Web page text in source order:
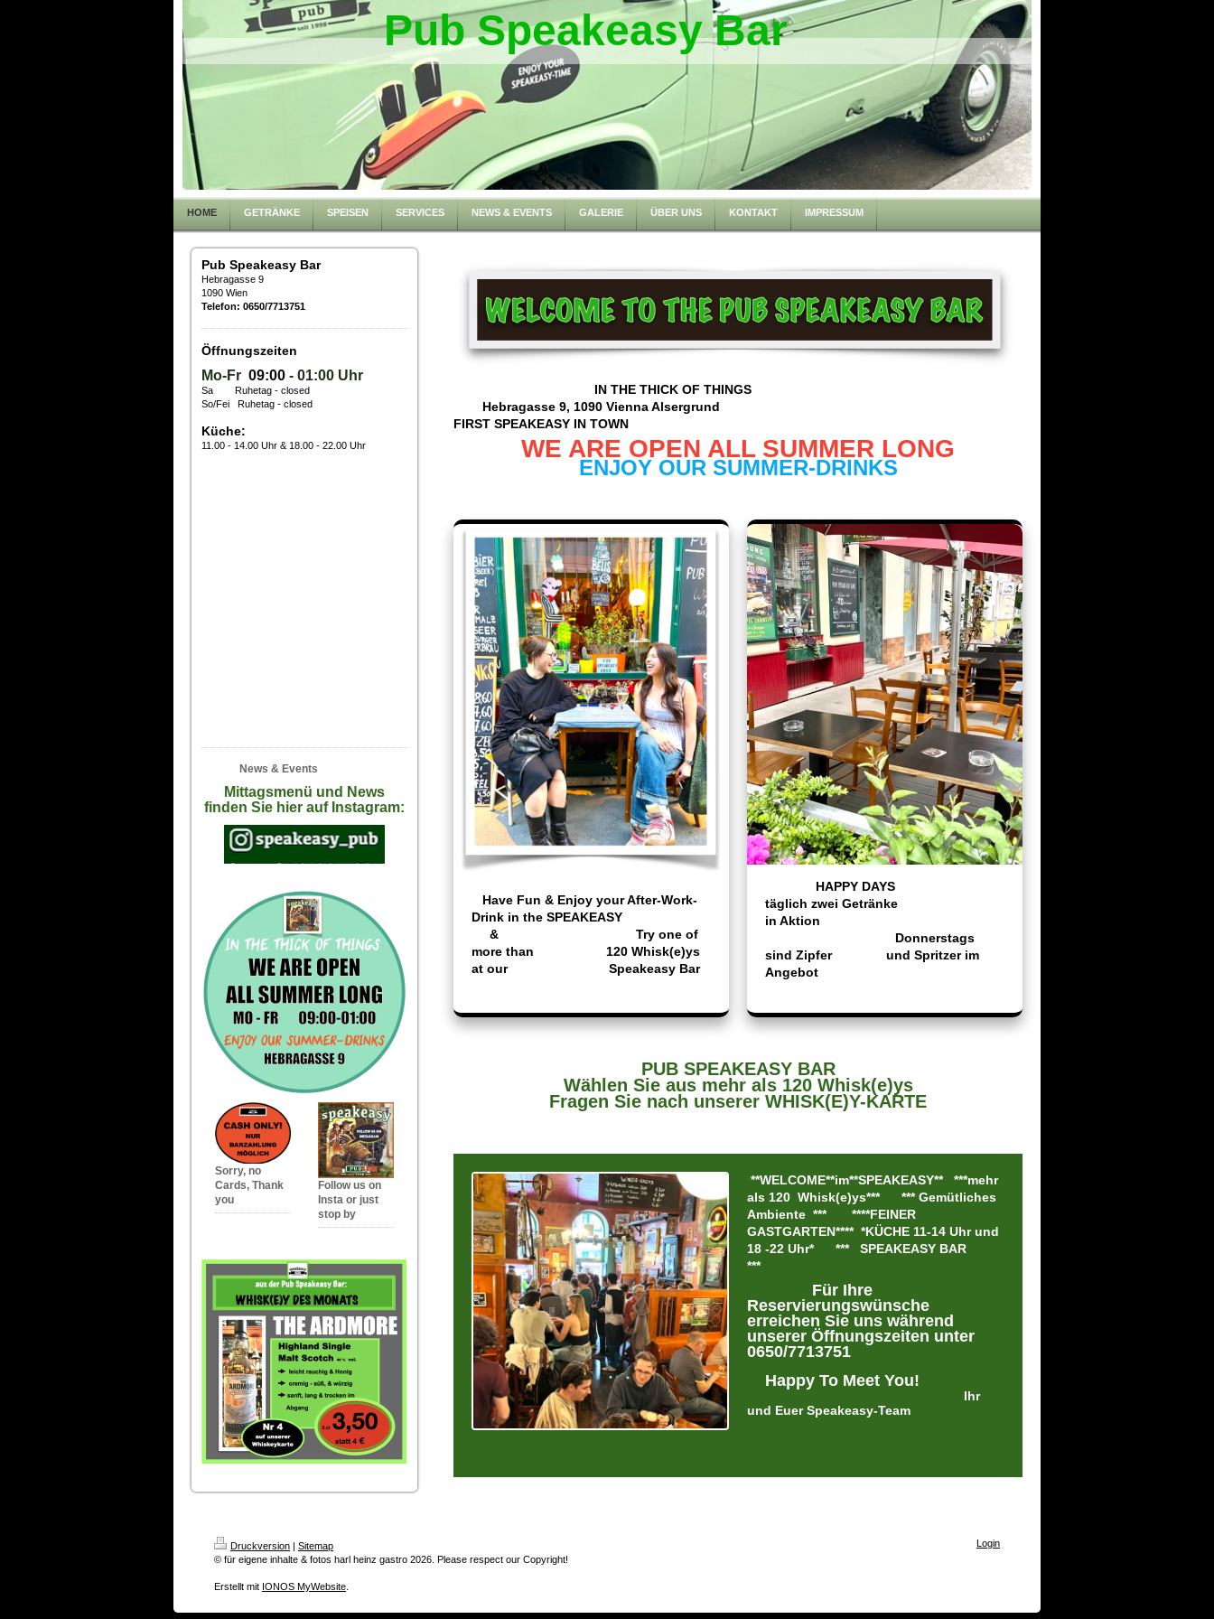
Pub Speakeasy Bar
HOME GETRÄNKE SPEISEN SERVICES NEWS & EVENTS GALERIE ÜBER UNS KONTAKT IMPRESSUM
Pub Speakeasy Bar
Hebragasse 9
1090 Wien
Telefon: 0650/7713751
Öffnungszeiten
Mo-Fr 09:00 - 01:00 Uhr
Sa Ruhetag - closed
So/Fei Ruhetag - closed
Küche:
11.00 - 14.00 Uhr & 18.00 - 22.00 Uhr
News & Events
Mittagsmenü und News
finden Sie hier auf Instagram:
Sorry, no
Cards, Thank
you
Follow us on
Insta or just
stop by
IN THE THICK OF THINGS
Hebragasse 9, 1090 Vienna Alsergrund
FIRST SPEAKEASY IN TOWN
WE ARE OPEN ALL SUMMER LONG
ENJOY OUR SUMMER-DRINKS
Have Fun & Enjoy your After-Work-
Drink in the SPEAKEASY
& Try one of
more than 120 Whisk(e)ys
at our Speakeasy Bar
HAPPY DAYS
täglich zwei Getränke
in Aktion
Donnerstags
sind Zipfer und Spritzer im
Angebot
PUB SPEAKEASY BAR
Wählen Sie aus mehr als 120 Whisk(e)ys
Fragen Sie nach unserer WHISK(E)Y-KARTE
**WELCOME**im**SPEAKEASY** ***mehr
als 120 Whisk(e)ys*** *** Gemütliches
Ambiente *** ****FEINER
GASTGARTEN**** *KÜCHE 11-14 Uhr und
18 -22 Uhr* *** SPEAKEASY BAR
***
Für Ihre
Reservierungswünsche
erreichen Sie uns während
unserer Öffnungszeiten unter
0650/7713751
Happy To Meet You!
Ihr
und Euer Speakeasy-Team
Druckversion
Sitemap
© für eigene inhalte & fotos harl heinz gastro 2026. Please respect our Copyright!
Erstellt mit IONOS MyWebsite
Login